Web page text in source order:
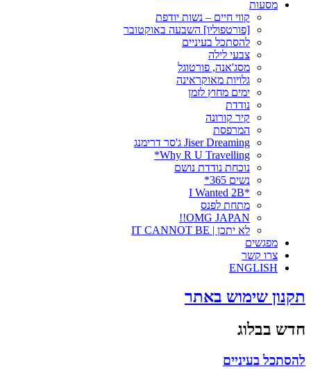
מסעות
קווי חיים – נשות יודפת
[פורטפוליו] השבעה באוקטובר
להסתכל בעיניים
צבעי לילה
מסג'אנה, פורטוגל
גלויות מאוקראינה
ימים מחוץ לזמן
נודדת
קיר קורונה
המרפסת
Jiser Dreaming ג'סר דרימנג
Why R U Travelling*
נוכחת נודדת נושם
נשים 365*
*I Wanted 2B
מתחת לפנס
OMG JAPAN!!
לא יתכן | IT CANNOT BE
מפגשים
צרו קשר
ENGLISH
תקנון שימוש באתר
חדש בבלוג
להסתכל בעיניים